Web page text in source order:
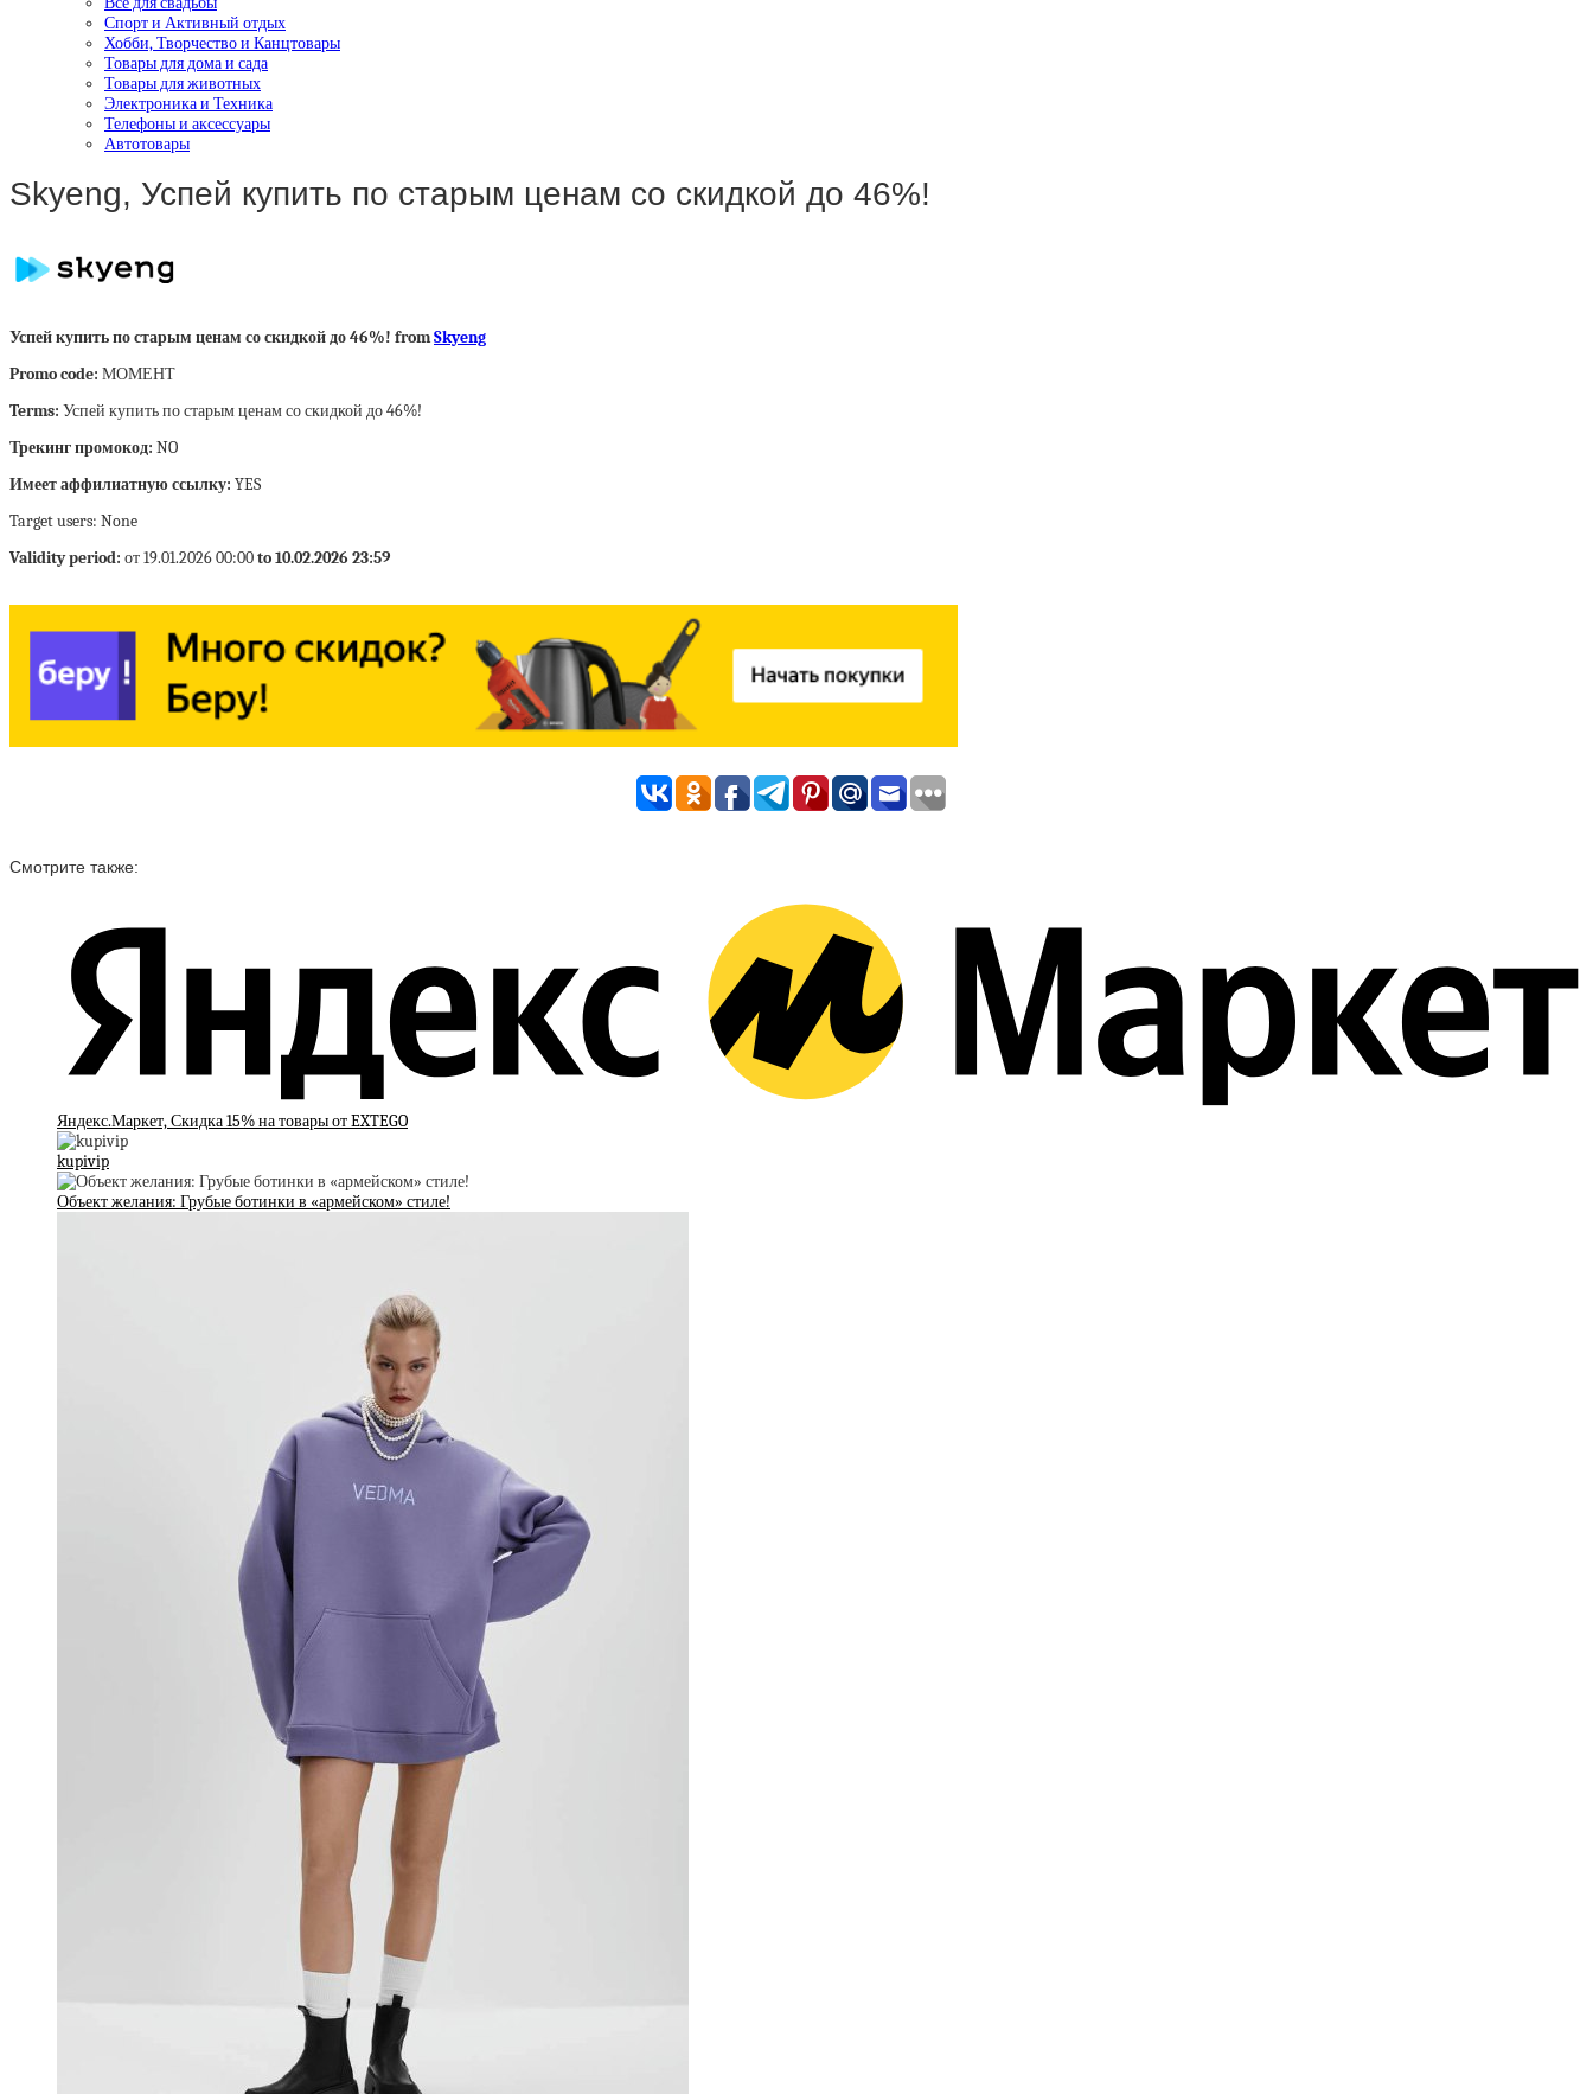
Спорт и Активный отдых
Хобби, Творчество и Канцтовары
Товары для дома и сада
Товары для животных
Электроника и Техника
Телефоны и аксессуары
Автотовары
Skyeng, Успей купить по старым ценам со скидкой до 46%!
Успей купить по старым ценам со скидкой до 46%! fromSkyeng
Promo code: МОМЕНТ
Terms: Успей купить по старым ценам со скидкой до 46%!
Трекинг промокод: NO
Имеет аффилиатную ссылку: YES
Target users: None
Validity period: от 19.01.2026 00:00to 10.02.2026 23:59
Смотрите также:
Яндекс.Маркет, Скидка 15% на товары от EXTEGO
kupivip
Объект желания: Грубые ботинки в «армейском» стиле!